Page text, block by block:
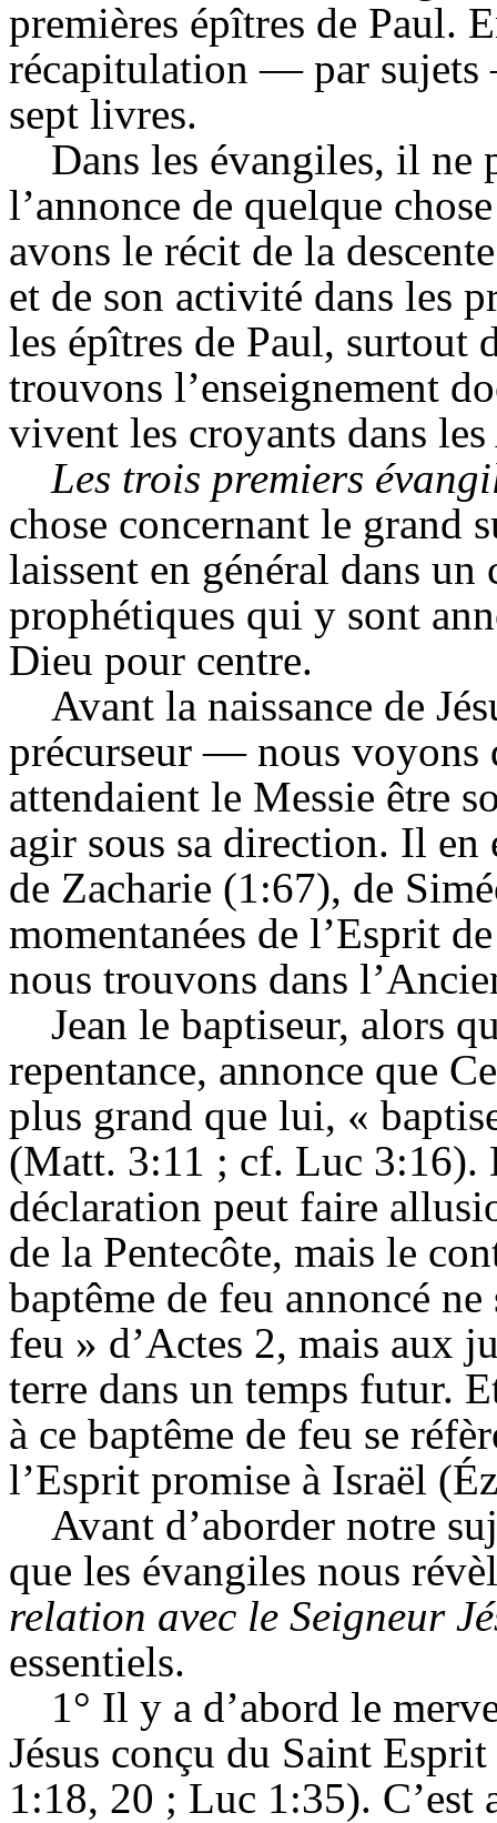
premières épîtres de Paul.
récapitulation — par sujets
sept livres.
Dans les évangiles, il ne
l’annonce de quelque
avons le récit de la
et de son activité dans les
les épîtres de Paul, surtout
trouvons l’enseignement
vivent les croyants dans les
Les trois premiers
chose concernant le grand
laissent en général dans
prophétiques qui y sont
Dieu pour centre.
Avant la naissance de
précurseur — nous voyons
attendaient le Messie être
agir sous sa direction. Il
de Zacharie (1:67), de
momentanées de l’Esprit
nous trouvons dans
Jean le baptiseur, alors
repentance, annonce que
plus grand que lui, «
(Matt. 3:11 ; cf. Luc 3:16).
déclaration peut faire
de la Pentecôte, mais le
baptême de feu annoncé
feu » d’Actes 2, mais aux
terre dans un temps futur.
à ce baptême de feu se
l’Esprit promise à Israël
Avant d’aborder notre
que les évangiles nous
relation avec le Seigneur
essentiels.
1° Il y a d’abord le
Jésus conçu du Saint
1:18, 20 ; Luc 1:35). C’est